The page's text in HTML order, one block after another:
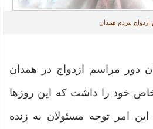
مردم همدان
دور مراسم ازدواج در همدان
خود را داشت که این روزها
امر توجه مسئولان به زنده